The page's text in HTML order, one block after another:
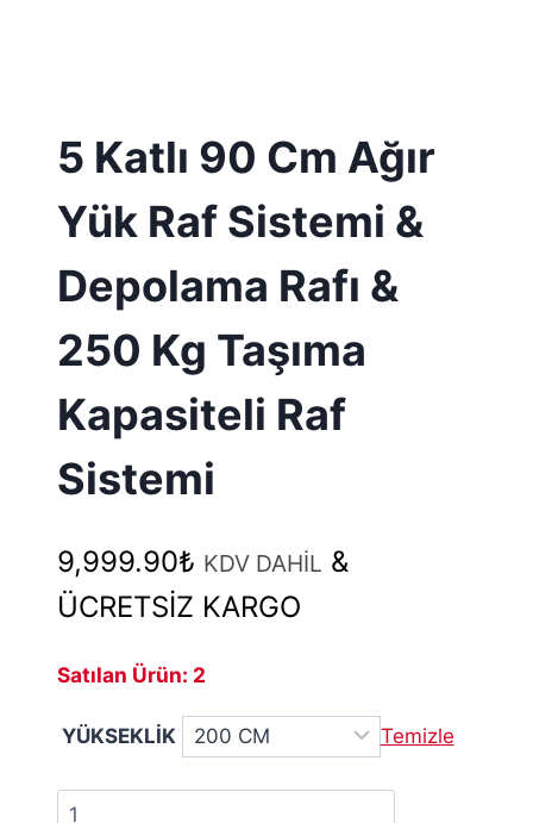
5 Katlı 90 Cm Ağır
Yük Raf Sistemi &
Depolama Rafı &
250 Kg Taşıma
Kapasiteli Raf
Sistemi
9,999.90₺ KDV DAHİL &
ÜCRETSİZ KARGO
Satılan Ürün: 2
YÜKSEKLİK Temizle